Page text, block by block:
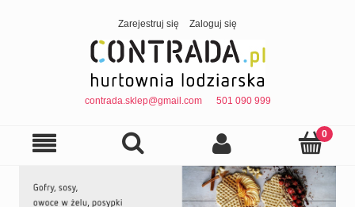
Zarejestruj się Zaloguj się
contrada.sklep@gmail.com 501 090 999